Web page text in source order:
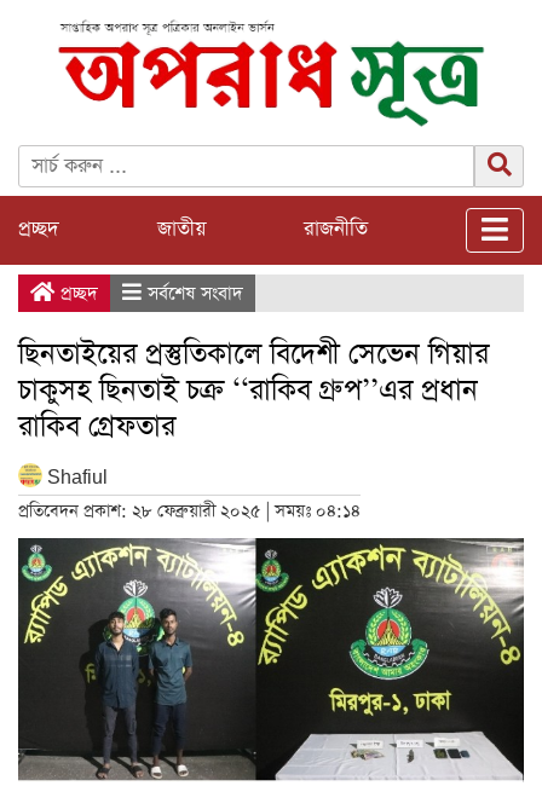
প্রচ্ছদ জাতীয় রাজনীতি
প্রচ্ছদ সর্বশেষ সংবাদ
ছিনতাইয়ের প্রস্তুতিকালে বিদেশী সেভেন গিয়ার
চাকুসহ ছিনতাই চক্র ‘‘রাকিব গ্রুপ’’এর প্রধান
রাকিব গ্রেফতার
Shafiul
প্রতিবেদন প্রকাশ: ২৮ ফেব্রুয়ারী ২০২৫ | সময়ঃ ০৪:১৪